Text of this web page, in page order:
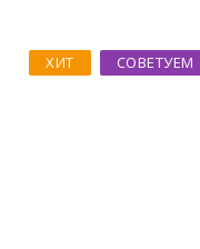
ХИТ СОВЕТУЕМ